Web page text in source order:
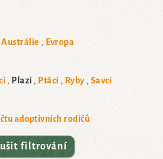
Austrálie Evropa
Plazi Ptáci Ryby Savci
adoptivních rodičů
filtrování